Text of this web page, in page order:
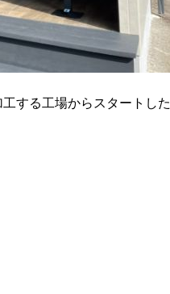
する工場からスタートした